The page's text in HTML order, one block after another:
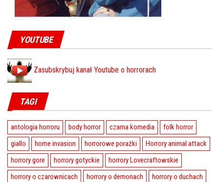
YOUTUBE
Zasubskrybuj kanał Youtube o horrorach
TAGI
antologia horroru body horror czarna komedia
folk horror
giallo
home invasion horrorowe porażki
Horrory animal attack
horrory gore
horrory gotyckie
horrory Lovecraftowskie
horrory o czarownicach
horrory o demonach
horrory o duchach